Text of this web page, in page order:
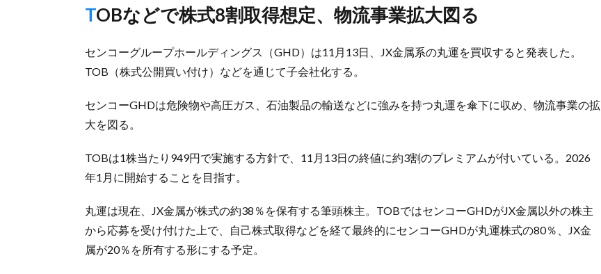
TOBなどで株式8割取得想定、物流事業拡大図る
センコーグループホールディングス（GHD）は11月13日、JX金属系の丸運を買収すると発表した。
TOB（株式公開買い付け）などを通じて子会社化する。
センコーGHDは危険物や高圧ガス、石油製品の輸送などに強みを持つ丸運を傘下に収め、物流事業の拡
大を図る。
TOBは1株当たり949円で実施する方針で、11月13日の終値に約3割のプレミアムが付いている。2026
年1月に開始することを目指す。
丸運は現在、JX金属が株式の約38％を保有する筆頭株主。TOBではセンコーGHDがJX金属以外の株主
から応募を受け付けた上で、自己株式取得などを経て最終的にセンコーGHDが丸運株式の80％、JX金
属が20％を所有する形にする予定。